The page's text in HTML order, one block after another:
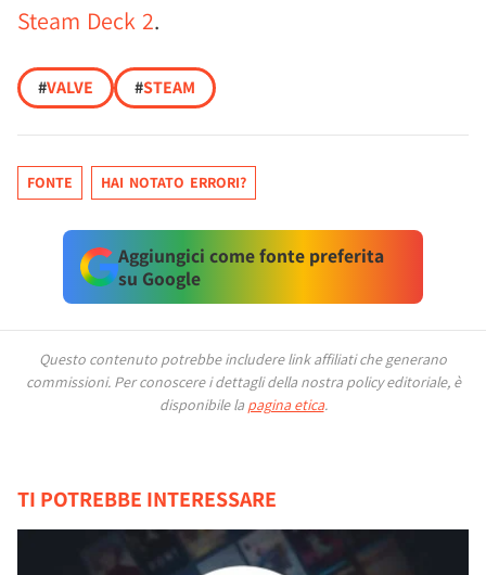
Steam Deck 2.
#VALVE #STEAM
FONTE HAI NOTATO ERRORI?
Aggiungici come fonte preferita
su Google
Questo contenuto potrebbe includere link affiliati che generano
commissioni. Per conoscere i dettagli della nostra policy editoriale, è
disponibile la pagina etica.
TI POTREBBE INTERESSARE